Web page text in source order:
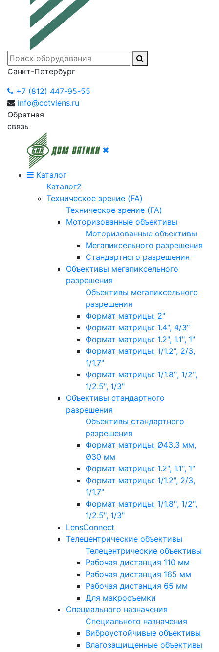
Санкт-Петербург
+7 (812) 447-95-55
info@cctvlens.ru
Обратная
связь
Каталог
Каталог2
Техническое зрение (FA)
Техническое зрение (FA)
Моторизованные объективы
Моторизованные объективы
Мегапиксельного разрешения
Стандартного разрешения
Объективы мегапиксельного
разрешения
Объективы мегапиксельного
разрешения
Формат матрицы: 2"
Формат матрицы: 1.4", 4/3"
Формат матрицы: 1.2", 1.1", 1"
Формат матрицы: 1/1.2", 2/3,
1/1.7"
Формат матрицы: 1/1.8'', 1/2",
1/2.5", 1/3"
Объективы стандартного
разрешения
Объективы стандартного
разрешения
Формат матрицы: Ø43.3 мм,
Ø30 мм
Формат матрицы: 1.2", 1.1", 1"
Формат матрицы: 1/1.2", 2/3,
1/1.7"
Формат матрицы: 1/1.8'', 1/2",
1/2.5", 1/3"
LensConnect
Телецентрические объективы
Телецентрические объективы
Рабочая дистанция 110 мм
Рабочая дистанция 165 мм
Рабочая дистанция 65 мм
Для макросъемки
Специального назначения
Специального назначения
Виброустойчивые объективы
Влагозащищенные объективы